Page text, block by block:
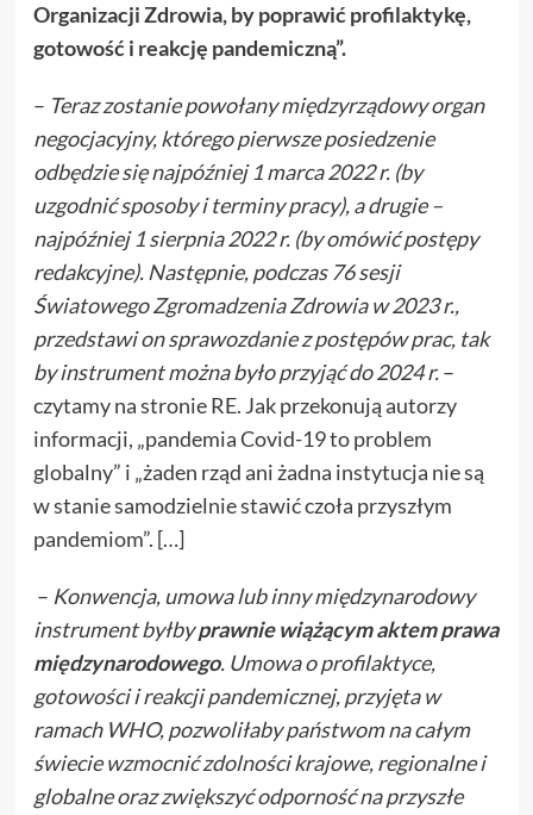
Organizacji Zdrowia, by poprawić profilaktykę,
gotowość i reakcję pandemiczną”.
– Teraz zostanie powołany międzyrządowy organ
negocjacyjny, którego pierwsze posiedzenie
odbędzie się najpóźniej 1 marca 2022 r. (by
uzgodnić sposoby i terminy pracy), a drugie –
najpóźniej 1 sierpnia 2022 r. (by omówić postępy
redakcyjne). Następnie, podczas 76 sesji
Światowego Zgromadzenia Zdrowia w 2023 r.,
przedstawi on sprawozdanie z postępów prac, tak
by instrument można było przyjąć do 2024 r.–
czytamy na stronie RE. Jak przekonują autorzy
informacji, „pandemia Covid-19 to problem
globalny” i „żaden rząd ani żadna instytucja nie są
w stanie samodzielnie stawić czoła przyszłym
pandemiom”. […]
– Konwencja, umowa lub inny międzynarodowy
instrument byłbyprawnie wiążącym aktem prawa
międzynarodowego. Umowa o profilaktyce,
gotowości i reakcji pandemicznej, przyjęta w
ramach WHO, pozwoliłaby państwom na całym
świecie wzmocnić zdolności krajowe, regionalne i
globalne oraz zwiększyć odporność na przyszłe